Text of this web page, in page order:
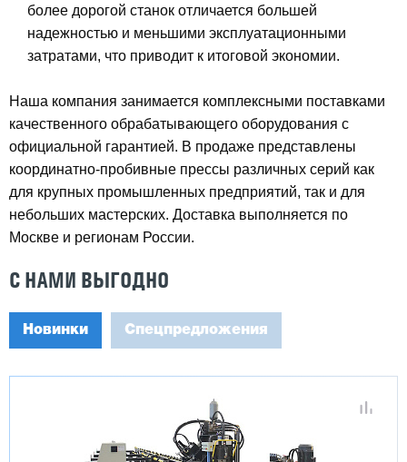
более дорогой станок отличается большей
надежностью и меньшими эксплуатационными
затратами, что приводит к итоговой экономии.
Наша компания занимается комплексными поставками
качественного обрабатывающего оборудования с
официальной гарантией. В продаже представлены
координатно-пробивные прессы различных серий как
для крупных промышленных предприятий, так и для
небольших мастерских. Доставка выполняется по
Москве и регионам России.
С НАМИ ВЫГОДНО
Новинки Спецпредложения